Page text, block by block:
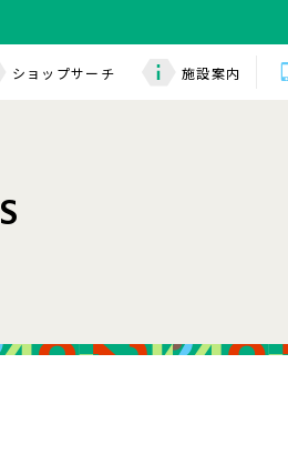
ショップサーチ 施設案内
S